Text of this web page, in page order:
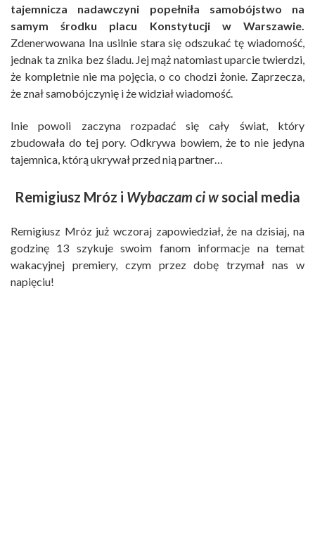
tajemnicza nadawczyni popełniła samobójstwo na
samym środku placu Konstytucji w Warszawie.
Zdenerwowana Ina usilnie stara się odszukać tę wiadomość,
jednak ta znika bez śladu. Jej mąż natomiast uparcie twierdzi,
że kompletnie nie ma pojęcia, o co chodzi żonie. Zaprzecza,
że znał samobójczynię i że widział wiadomość.
Inie powoli zaczyna rozpadać się cały świat, który
zbudowała do tej pory. Odkrywa bowiem, że to nie jedyna
tajemnica, którą ukrywał przed nią partner…
Remigiusz Mróz i Wybaczam ci wsocial media
Remigiusz Mróz już wczoraj zapowiedział, że na dzisiaj, na
godzinę 13 szykuje swoim fanom informacje na temat
wakacyjnej premiery, czym przez dobę trzymał nas w
napięciu!